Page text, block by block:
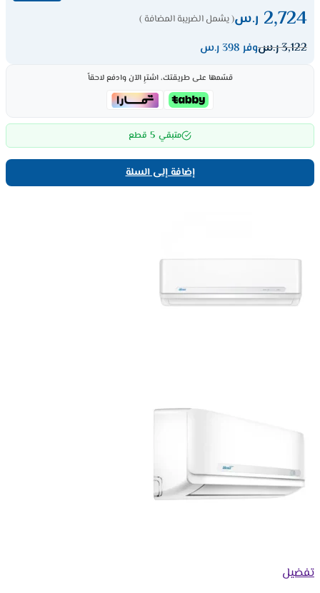
2,724 ر.س( يشمل الضريبة المضافة )
3,122ر.سوفر 398 ر.س
قسّمها على طريقتك، اشترِ الآن وادفع لاحقاً
متبقي 5 قطع
إضافة إلى السلة
تفضيل